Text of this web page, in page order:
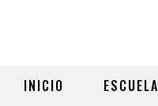
INICIO ESCUELA